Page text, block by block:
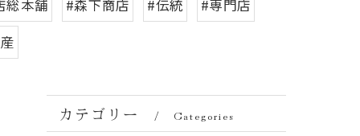
総本舗 #森下商店 #伝統
#専門店
カテゴリー Categories